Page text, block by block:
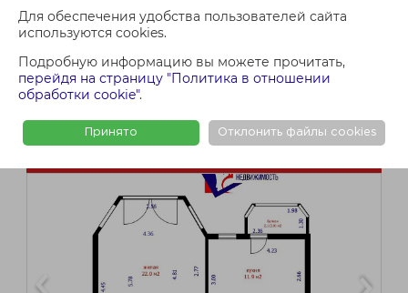
Для обеспечения удобства пользователей сайта
используются cookies.
Подробную информацию вы можете прочитать,
перейдя на страницу "Политика в отношении
обработки cookie".
Принято Отклонить файлы cookies
+375 (44) 550-00-71 (A1)
Кол-во просмотров: 535